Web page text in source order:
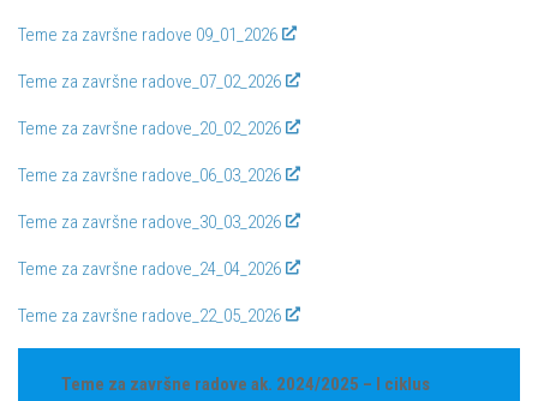
Teme za završne radove 09_01_2026
Teme za završne radove_07_02_2026
Teme za završne radove_20_02_2026
Teme za završne radove_06_03_2026
Teme za završne radove_30_03_2026
Teme za završne radove_24_04_2026
Teme za završne radove_22_05_2026
Teme za završne radove ak. 2024/2025 – I ciklus